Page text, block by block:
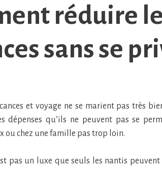
réduire
sans se
et voyage ne se marient pas très
dépenses qu’ils ne peuvent pas se
ou chez une famille pas trop loin.
pas un luxe que seuls les nantis